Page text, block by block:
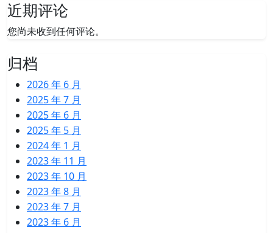
近期评论
您尚未收到任何评论。
归档
2026 年 6 月
2025 年 7 月
2025 年 6 月
2025 年 5 月
2024 年 1 月
2023 年 11 月
2023 年 10 月
2023 年 8 月
2023 年 7 月
2023 年 6 月